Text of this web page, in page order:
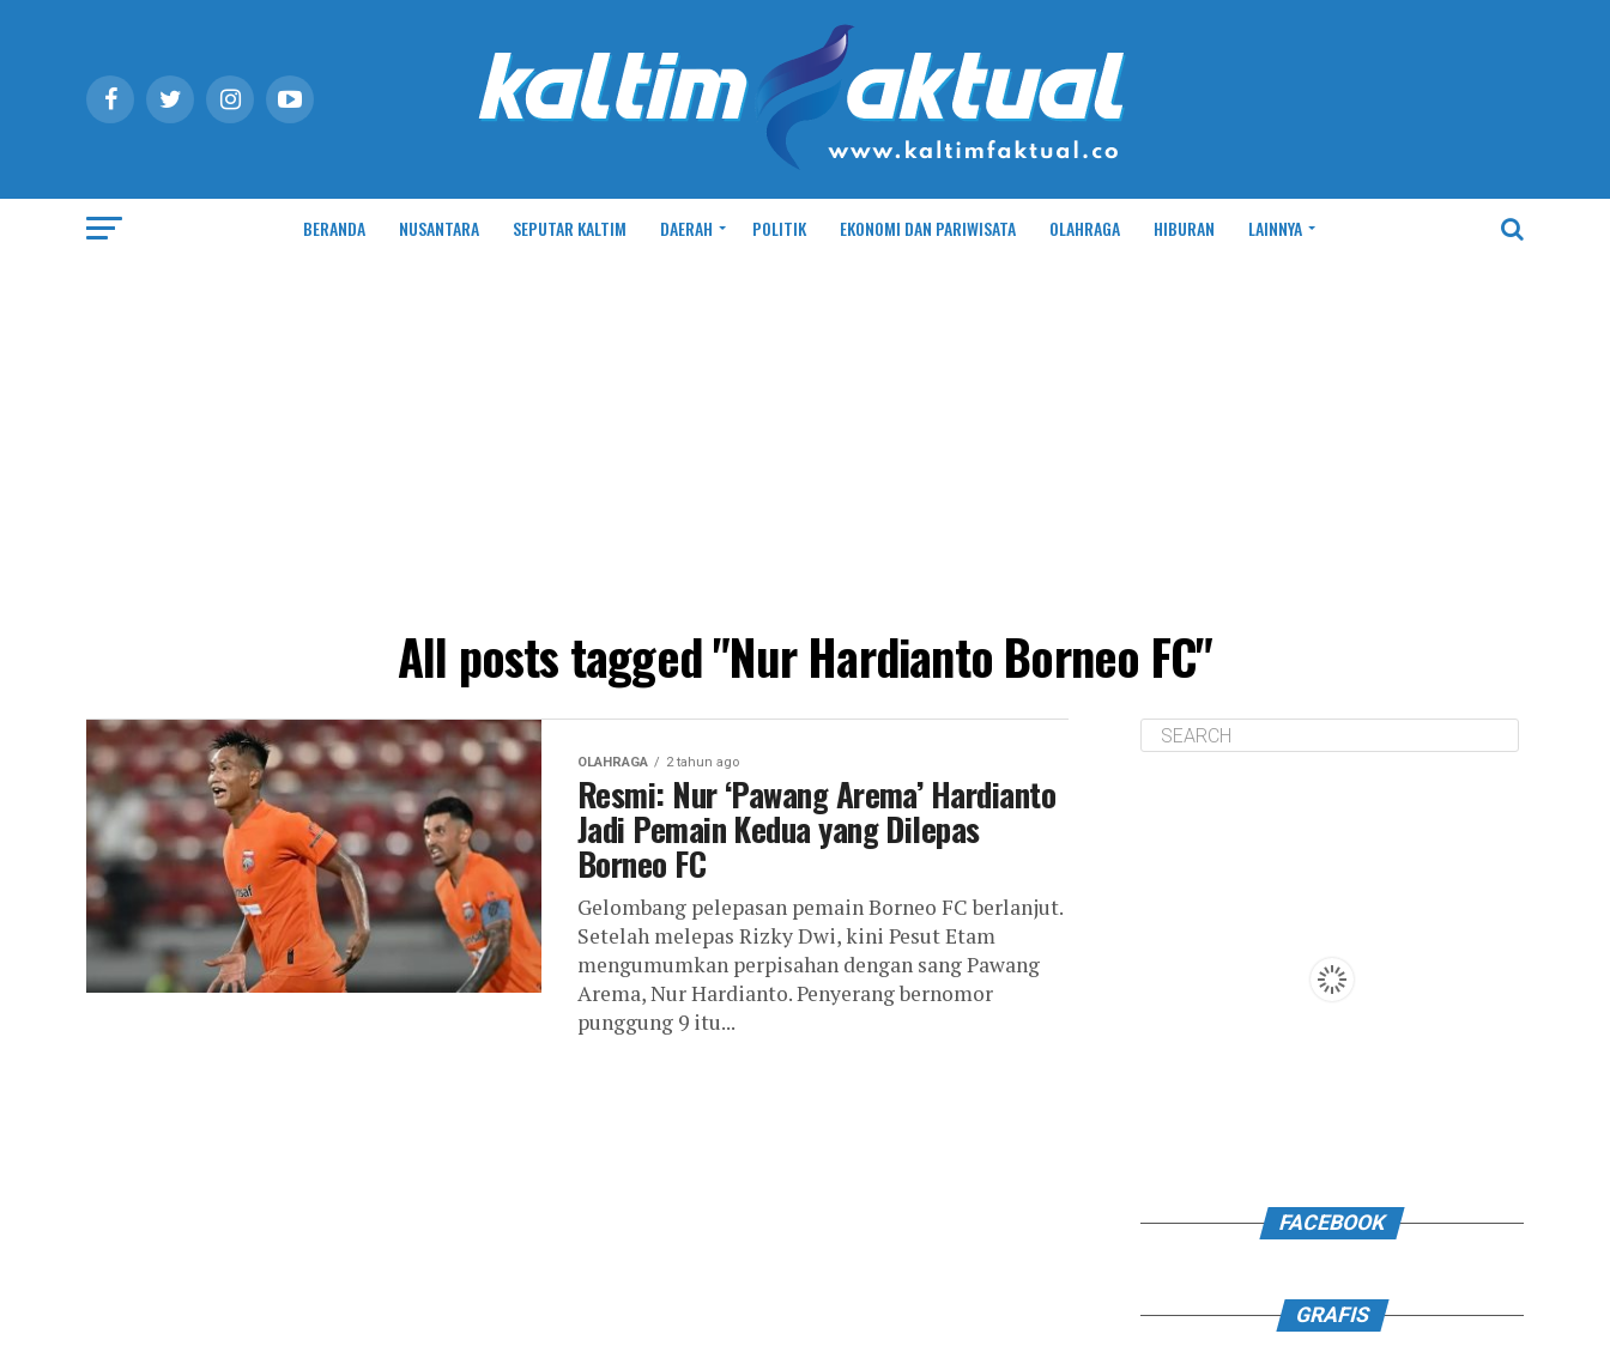
BERANDA NUSANTARA SEPUTAR KALTIM DAERAH POLITIK EKONOMI DAN PARIWISATA OLAHRAGA HIBURAN LAINNYA
All posts tagged "Nur Hardianto Borneo FC"
OLAHRAGA 2 tahun ago
Resmi: Nur ‘Pawang Arema’ Hardianto
Jadi Pemain Kedua yang Dilepas
Borneo FC
Gelombang pelepasan pemain Borneo FC berlanjut.
Setelah melepas Rizky Dwi, kini Pesut Etam
mengumumkan perpisahan dengan sang Pawang
Arema, Nur Hardianto. Penyerang bernomor
punggung 9 itu...
FACEBOOK
GRAFIS